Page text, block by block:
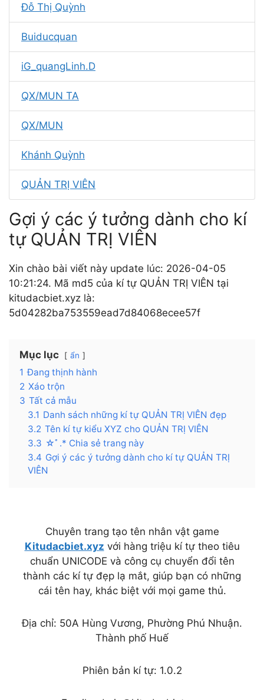
Đỗ Thị Quỳnh
Buiducquan
iG_quangLinh.D
QX/MUN TA
QX/MUN
Khánh Quỳnh
QUẢN TRỊ VIÊN
Gợi ý các ý tưởng dành cho kí
tự QUẢN TRỊ VIÊN
Xin chào bài viết này update lúc: 2026-04-05
10:21:24. Mã md5 của kí tự QUẢN TRỊ VIÊN tại
kitudacbiet.xyz là:
5d04282ba753559ead7d84068ecee57f
Mục lục ẩn
1 Đang thịnh hành
2 Xáo trộn
3 Tất cả mẫu
3.1 Danh sách những kí tự QUẢN TRỊ VIÊN đẹp
3.2 Tên kí tự kiểu XYZ cho QUẢN TRỊ VIÊN
3.3 ☆ﾟ.* Chia sẻ trang này
3.4 Gợi ý các ý tưởng dành cho kí tự QUẢN TRỊ
VIÊN
Chuyên trang tạo tên nhân vật game
Kitudacbiet.xyz với hàng triệu kí tự theo tiêu
chuẩn UNICODE và công cụ chuyển đổi tên
thành các kí tự đẹp lạ mắt, giúp bạn có những
cái tên hay, khác biệt với mọi game thủ.
Địa chỉ: 50A Hùng Vương, Phường Phú Nhuận.
Thành phố Huế
Phiên bản kí tự: 1.0.2